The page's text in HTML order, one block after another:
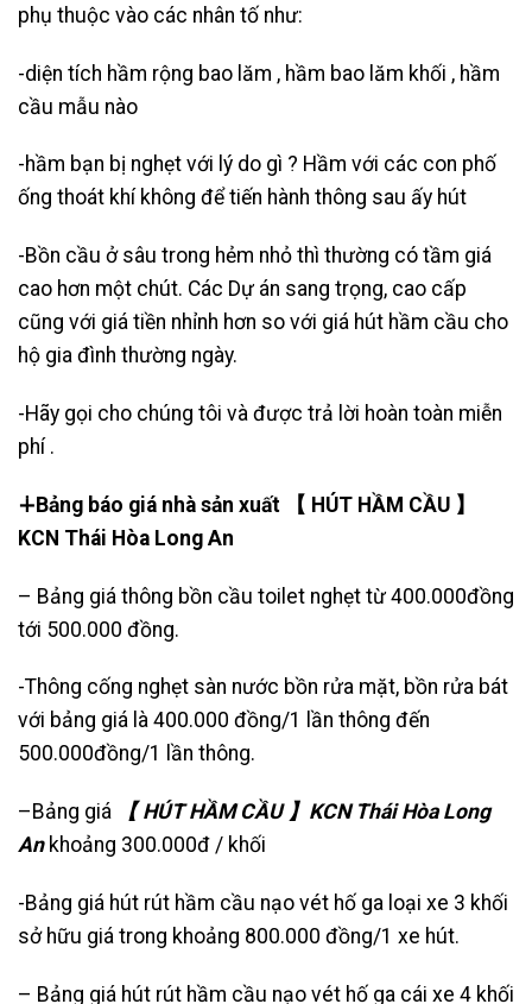
phụ thuộc vào các nhân tố như:
-diện tích hầm rộng bao lăm , hầm bao lăm khối , hầm
cầu mẫu nào
-hầm bạn bị nghẹt với lý do gì ? Hầm với các con phố
ống thoát khí không để tiến hành thông sau ấy hút
-Bồn cầu ở sâu trong hẻm nhỏ thì thường có tầm giá
cao hơn một chút. Các Dự án sang trọng, cao cấp
cũng với giá tiền nhỉnh hơn so với giá hút hầm cầu cho
hộ gia đình thường ngày.
-Hãy gọi cho chúng tôi và được trả lời hoàn toàn miễn
phí .
∔Bảng báo giá nhà sản xuất 【 HÚT HẦM CẦU 】
KCN Thái Hòa Long An
– Bảng giá thông bồn cầu toilet nghẹt từ 400.000đồng
tới 500.000 đồng.
-Thông cống nghẹt sàn nước bồn rửa mặt, bồn rửa bát
với bảng giá là 400.000 đồng/1 lần thông đến
500.000đồng/1 lần thông.
–Bảng giá 【 HÚT HẦM CẦU 】KCN Thái Hòa Long
An khoảng 300.000đ / khối
-Bảng giá hút rút hầm cầu nạo vét hố ga loại xe 3 khối
sở hữu giá trong khoảng 800.000 đồng/1 xe hút.
– Bảng giá hút rút hầm cầu nạo vét hố ga cái xe 4 khối